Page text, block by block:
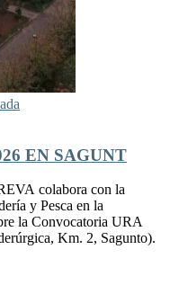
EN SAGUNT
colabora con la
y Pesca en la
la Convocatoria URA
Km. 2, Sagunto).